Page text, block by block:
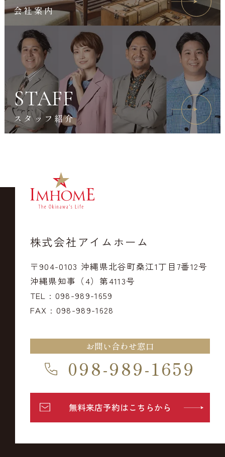
会社案内
STAFF
スタッフ紹介
株式会社アイムホーム
〒904-0103 沖縄県北谷町桑江1丁目7番12号
沖縄県知事（4）第4113号
TEL : 098-989-1659
FAX : 098-989-1628
お問い合わせ窓口
098-989-1659
無料来店予約はこちらから